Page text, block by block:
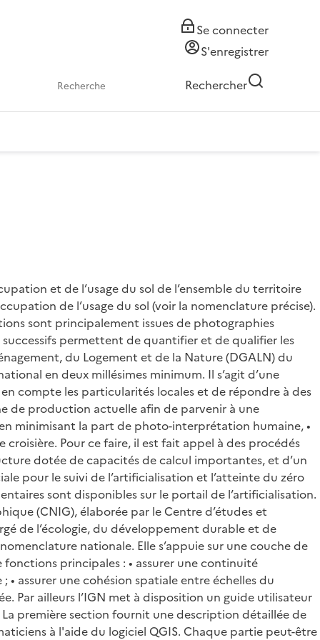
Se connecter
S'enregistrer
Rechercher
et de l’usage du sol de l’ensemble du territoire
de l’usage du sol (voir la nomenclature précise).
sont principalement issues de photographies
successifs permettent de quantifier et de qualifier les
du Logement et de la Nature (DGALN) du
en deux millésimes minimum. Il s’agit d’une
compte les particularités locales et de répondre à des
de production actuelle afin de parvenir à une
minimisant la part de photo-interprétation humaine, •
Pour ce faire, il est fait appel à des procédés
dotée de capacités de calcul importantes, et d’un
pour le suivi de l’artificialisation et l’atteinte du zéro
sont disponibles sur le portail de l’artificialisation.
(CNIG), élaborée par le Centre d’études et
de l’écologie, du développement durable et de
nationale. Elle s’appuie sur une couche de
principales : • assurer une continuité
assurer une cohésion spatiale entre échelles du
Par ailleurs l’IGN met à disposition un guide utilisateur
première section fournit une description détaillée de
à l'aide du logiciel QGIS. Chaque partie peut-être